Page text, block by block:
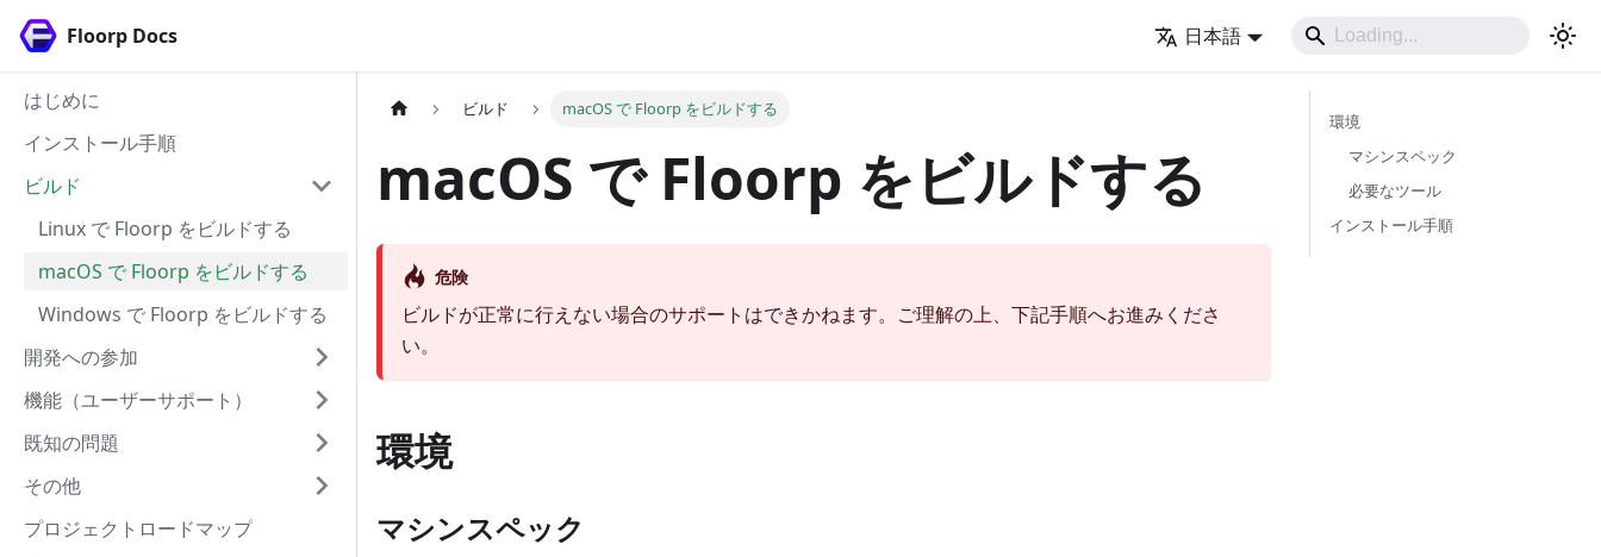
Floorp Docs 日本語
はじめに
インストール手順
ビルド
Linux で Floorp をビルドする
macOS で Floorp をビルドする
Windows で Floorp をビルドする
開発への参加
機能（ユーザーサポート）
既知の問題
その他
プロジェクトロードマップ
ビルド macOS で Floorp をビルドする
macOS で Floorp をビルドする
危険
ビルドが正常に行えない場合のサポートはできかねます。ご理解の上、下記手順へお進みくださ
い。
環境
マシンスペック
環境
マシンスペック
必要なツール
インストール手順